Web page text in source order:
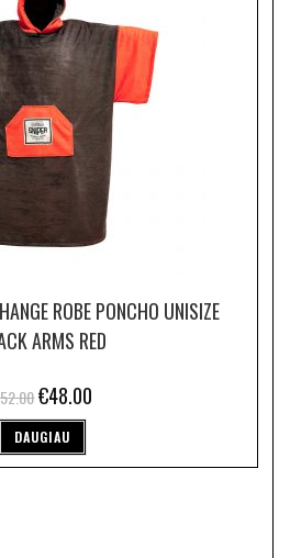
ROBE PONCHO UNISIZE
ARMS RED
52.00€48.00
DAUGIAU